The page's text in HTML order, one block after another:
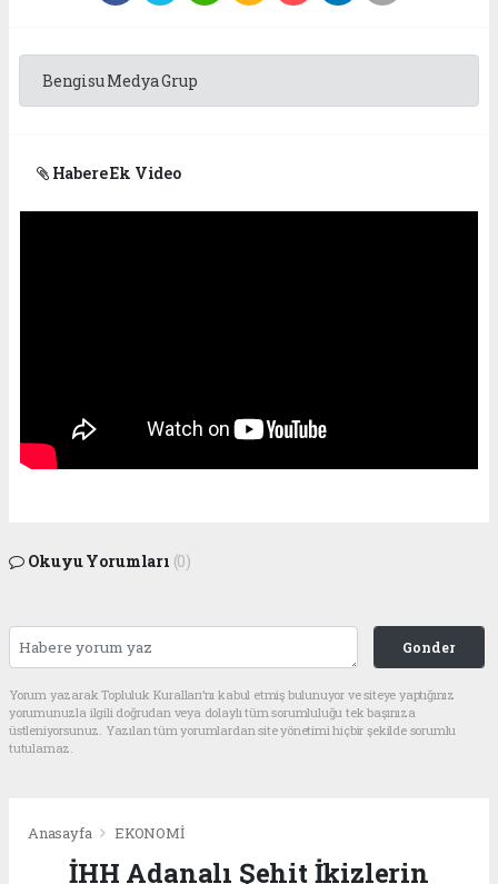
Bengisu Medya Grup
Habere Ek Video
Okuyu Yorumları (0)
Gonder
Yorum yazarak Topluluk Kuralları’nı kabul etmiş bulunuyor ve siteye yaptığınız
yorumunuzla ilgili doğrudan veya dolaylı tüm sorumluluğu tek başınıza
üstleniyorsunuz. Yazılan tüm yorumlardan site yönetimi hiçbir şekilde sorumlu
tutulamaz.
Anasayfa EKONOMİ
İHH Adanalı Şehit İkizlerin